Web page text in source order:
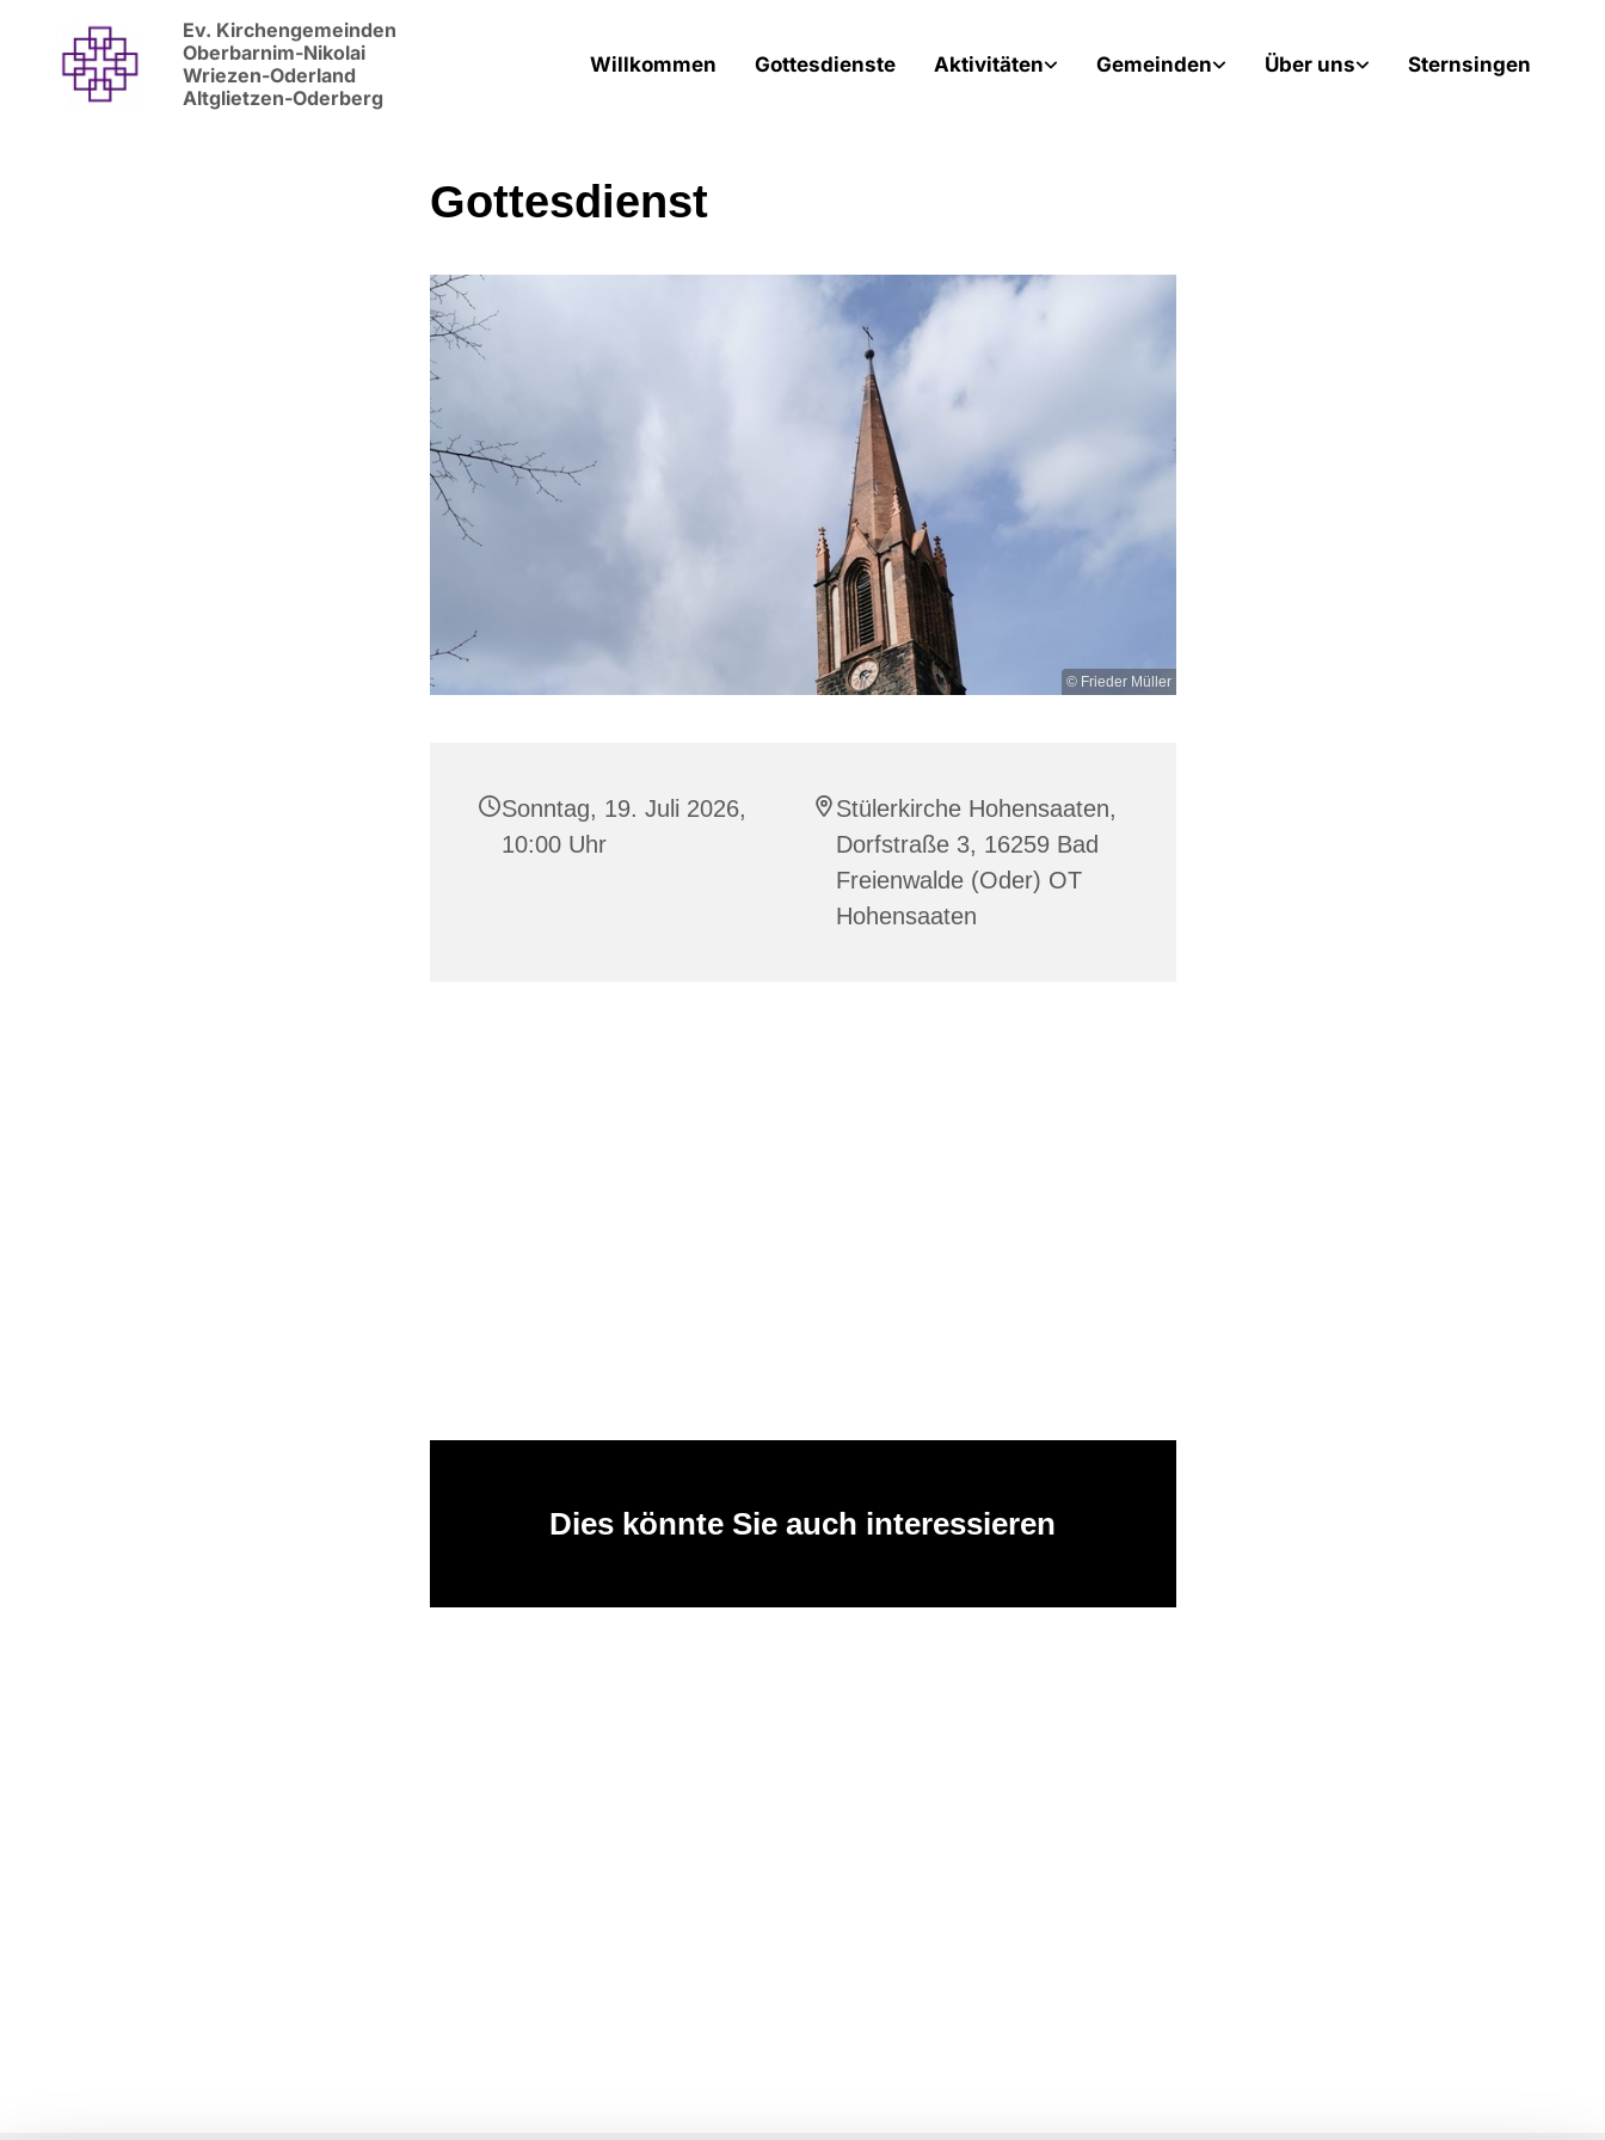
Ev. Kirchengemeinden
Oberbarnim-Nikolai
Wriezen-Oderland
Altglietzen-Oderberg
Willkommen Gottesdienste Aktivitäten Gemeinden Über uns Sternsingen
Gottesdienst
© Frieder Müller
Sonntag, 19. Juli 2026,
10:00 Uhr
Stülerkirche Hohensaaten,
Dorfstraße 3, 16259 Bad
Freienwalde (Oder) OT
Hohensaaten
Dies könnte Sie auch interessieren